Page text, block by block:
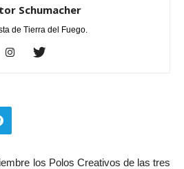
Schumacher
de Tierra del Fuego.
los Polos Creativos de las tres